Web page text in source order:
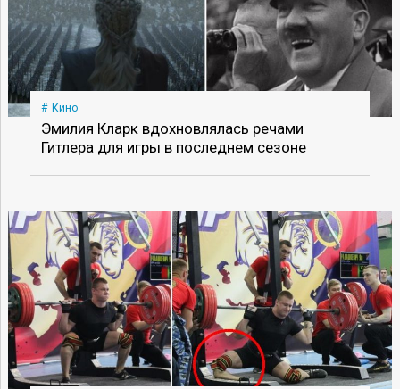
Кино
Эмилия Кларк вдохновлялась речами
Гитлера для игры в последнем сезоне